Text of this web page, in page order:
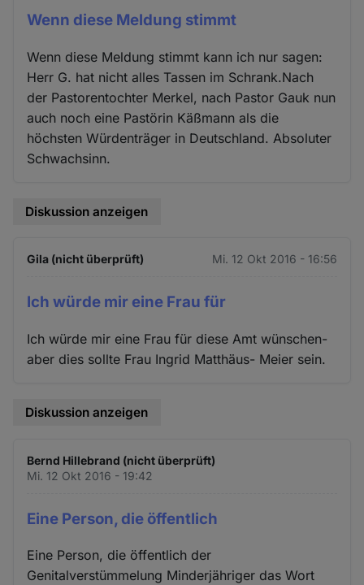
Wenn diese Meldung stimmt
Wenn diese Meldung stimmt kann ich nur sagen:
Herr G. hat nicht alles Tassen im Schrank.Nach
der Pastorentochter Merkel, nach Pastor Gauk nun
auch noch eine Pastörin Käßmann als die
höchsten Würdenträger in Deutschland. Absoluter
Schwachsinn.
Diskussion anzeigen
Gila (nicht überprüft) Mi. 12 Okt 2016 - 16:56
Ich würde mir eine Frau für
Ich würde mir eine Frau für diese Amt wünschen-
aber dies sollte Frau Ingrid Matthäus- Meier sein.
Diskussion anzeigen
Bernd Hillebrand (nicht überprüft)
Mi. 12 Okt 2016 - 19:42
Eine Person, die öffentlich
Eine Person, die öffentlich der
Genitalverstümmelung Minderjähriger das Wort